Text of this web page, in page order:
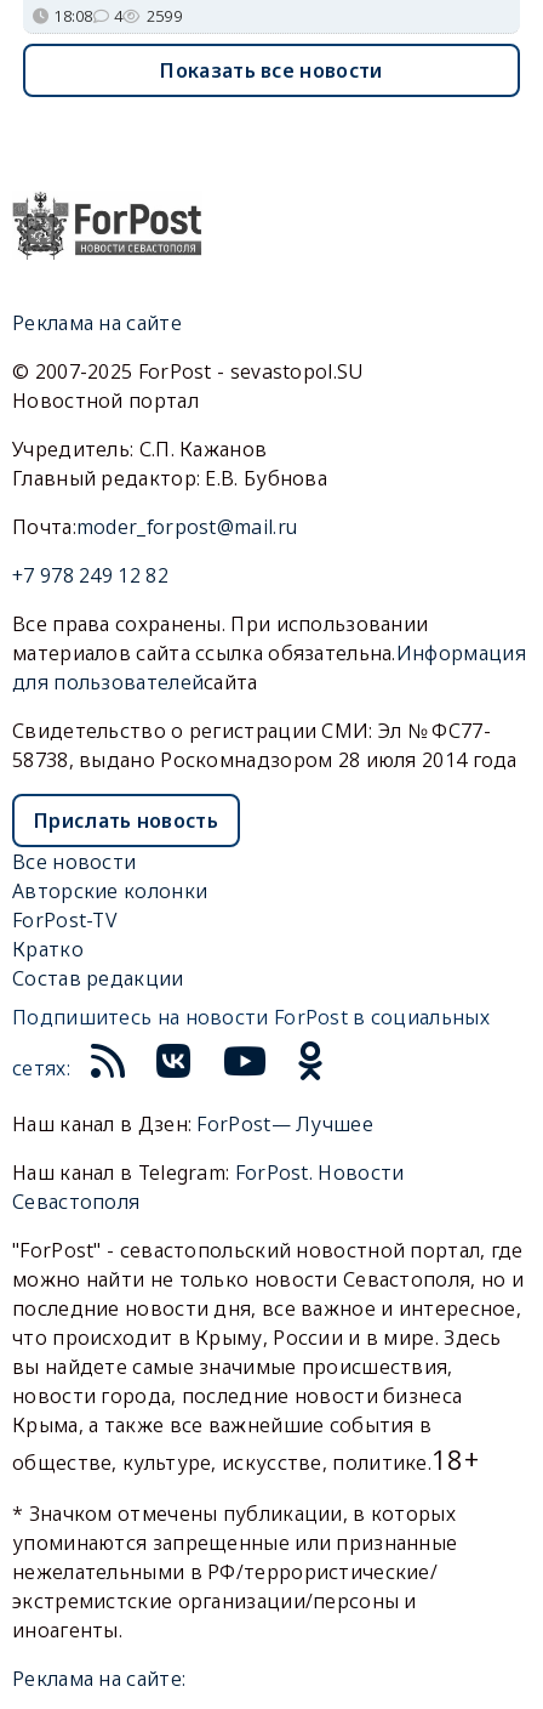
18:08 4 2599
Показать все новости
Реклама на сайте
© 2007-2025 ForPost - sevastopol.SU
Новостной портал
Учредитель: С.П. Кажанов
Главный редактор: Е.В. Бубнова
Почта:moder_forpost@mail.ru
+7 978 249 12 82
Все права сохранены. При использовании
материалов сайта ссылка обязательна.Информация
для пользователейсайта
Свидетельство о регистрации СМИ: Эл № ФС77-
58738, выдано Роскомнадзором 28 июля 2014 года
Прислать новость
Все новости
Авторские колонки
ForPost-TV
Кратко
Состав редакции
Подпишитесь на новости ForPost в социальных
сетях:
Наш канал в Дзен: ForPost— Лучшее
Наш канал в Telegram: ForPost. Новости
Севастополя
"ForPost" - севастопольский новостной портал, где
можно найти не только новости Севастополя, но и
последние новости дня, все важное и интересное,
что происходит в Крыму, России и в мире. Здесь
вы найдете самые значимые происшествия,
новости города, последние новости бизнеса
Крыма, а также все важнейшие события в
обществе, культуре, искусстве, политике.18+
* Значком отмечены публикации, в которых
упоминаются запрещенные или признанные
нежелательными в РФ/террористические/
экстремистские организации/персоны и
иноагенты.
Реклама на сайте: